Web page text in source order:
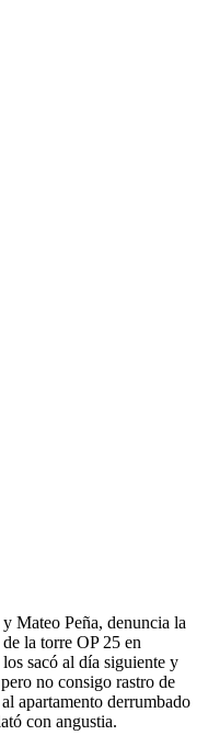
Mateo Peña, denuncia la
la torre OP 25 en
sacó al día siguiente y
no consigo rastro de
apartamento derrumbado
con angustia.